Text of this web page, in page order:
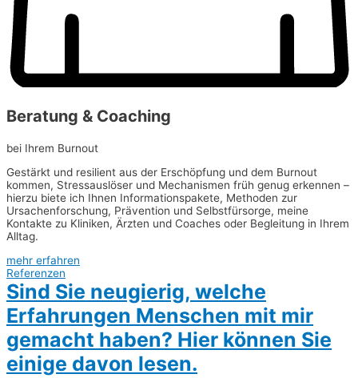
Beratung & Coaching
bei Ihrem Burnout
Gestärkt und resilient aus der Erschöpfung und dem Burnout
kommen, Stressauslöser und Mechanismen früh genug erkennen –
hierzu biete ich Ihnen Informationspakete, Methoden zur
Ursachenforschung, Prävention und Selbstfürsorge, meine
Kontakte zu Kliniken, Ärzten und Coaches oder Begleitung in Ihrem
Alltag.
mehr erfahren
Referenzen
Sind Sie neugierig, welche
Erfahrungen Menschen mit mir
gemacht haben? Hier können Sie
einige davon lesen.